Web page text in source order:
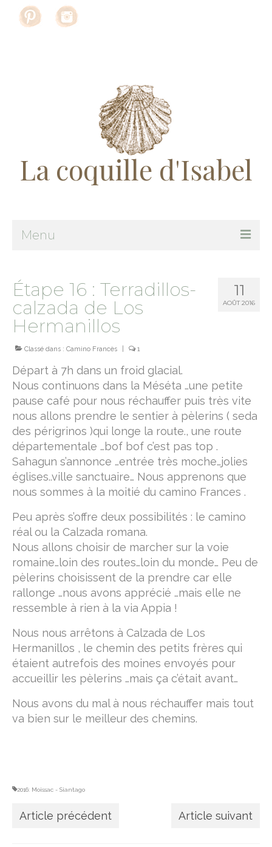
La coquille d'Isabel
Menu
camino norte
chemin de Montaigne
Jesus trail
Le sentier d’Abraham
camino primitivo
sur le chemin de Rome
via Francigena
Via Cluniacensis
Via Lugdunum
Via Podiensis
Vallée du Célé
Camino Francès
Devenir un pèlerin
le bourdon, la besace et la calebasse
hébergements Podiensis
M’écrire
A propos
11
AOÛT 2016
Étape 16 : Terradillos-
calzada de Los
Hermanillos
Classé dans : Camino Francès 1
Départ à 7h dans un froid glacial.
Nous continuons dans la Méséta …une petite
pause café pour nous réchauffer puis très vite
nous allons prendre le sentier à pèlerins ( seda
des périgrinos )qui longe la route., une route
départementale …bof bof c’est pas top .
Sahagun s’annonce …entrée très moche…jolies
églises..ville sanctuaire… Nous apprenons que
nous sommes à la moitié du camino Frances .
Peu après s’offre deux possibilités : le camino
réal ou la Calzada romana.
Nous allons choisir de marcher sur la voie
romaine…loin des routes…loin du monde… Peu de
pèlerins choisissent de la prendre car elle
rallonge …nous avons apprécié …mais elle ne
ressemble à rien à la via Appia !
Nous nous arrêtons à Calzada de Los
Hermanillos , le chemin des petits frères qui
étaient autrefois des moines envoyés pour
accueillir les pèlerins …mais ça c’était avant…
Nous avons du mal à nous réchauffer mais tout
va bien sur le meilleur des chemins.
2016: Moissac - Siantago
Article précédent Article suivant